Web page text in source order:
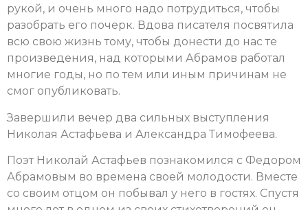
рукой, и очень много надо потрудиться, чтобы
разобрать его почерк. Вдова писателя посвятила
всю свою жизнь тому, чтобы донести до нас те
произведения, над которыми Абрамов работал
многие годы, но по тем или иным причинам не
смог опубликовать.
Завершили вечер два сильных выступления
Николая Астафьева и Александра Тимофеева.
Поэт Николай Астафьев познакомился с Федором
Абрамовым во времена своей молодости. Вместе
со своим отцом он побывал у него в гостях. Спустя